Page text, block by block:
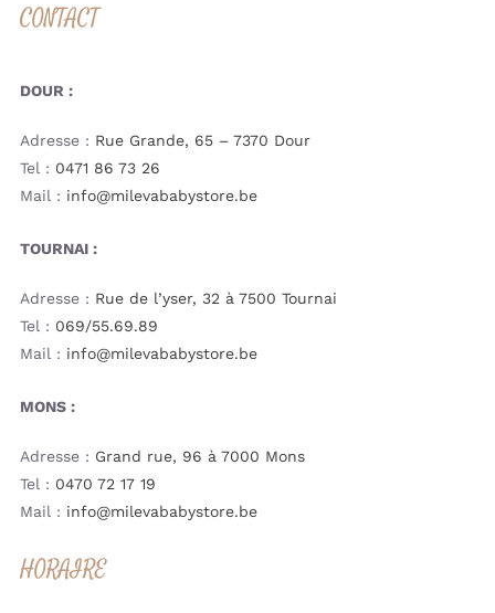
CONTACT
DOUR :
Adresse : Rue Grande, 65 – 7370 Dour
Tel : 0471 86 73 26
Mail : info@milevababystore.be
TOURNAI :
Adresse : Rue de l’yser, 32 à 7500 Tournai
Tel : 069/55.69.89
Mail : info@milevababystore.be
MONS :
Adresse : Grand rue, 96 à 7000 Mons
Tel : 0470 72 17 19
Mail : info@milevababystore.be
HORAIRE